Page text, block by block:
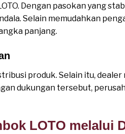
Dengan pasokan yang
Selain memudahkan
panjang.
produk. Selain itu,
dukungan tersebut,
LOTO melalui